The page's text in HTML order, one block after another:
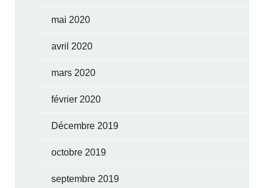
mai 2020
avril 2020
mars 2020
février 2020
Décembre 2019
octobre 2019
septembre 2019